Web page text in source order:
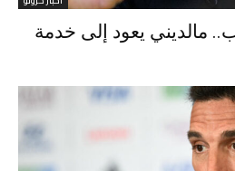
مالديني يعود إلى خدمة